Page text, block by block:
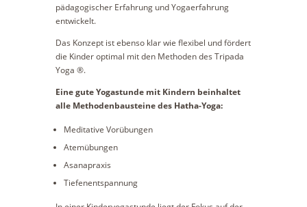
pädagogischer Erfahrung und Yogaerfahrung
entwickelt.
Das Konzept ist ebenso klar wie flexibel und fördert
die Kinder optimal mit den Methoden des Tripada
Yoga ®.
Eine gute Yogastunde mit Kindern beinhaltet
alle Methodenbausteine des Hatha-Yoga:
Meditative Vorübungen
Atemübungen
Asanapraxis
Tiefenentspannung